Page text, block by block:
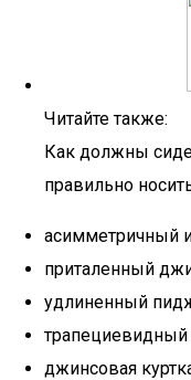
Читайте также:
Как должны
правильно
асимметричный
приталенный
удлиненный
трапециевидный
джинсовая